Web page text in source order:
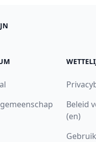
Beleid
(en)